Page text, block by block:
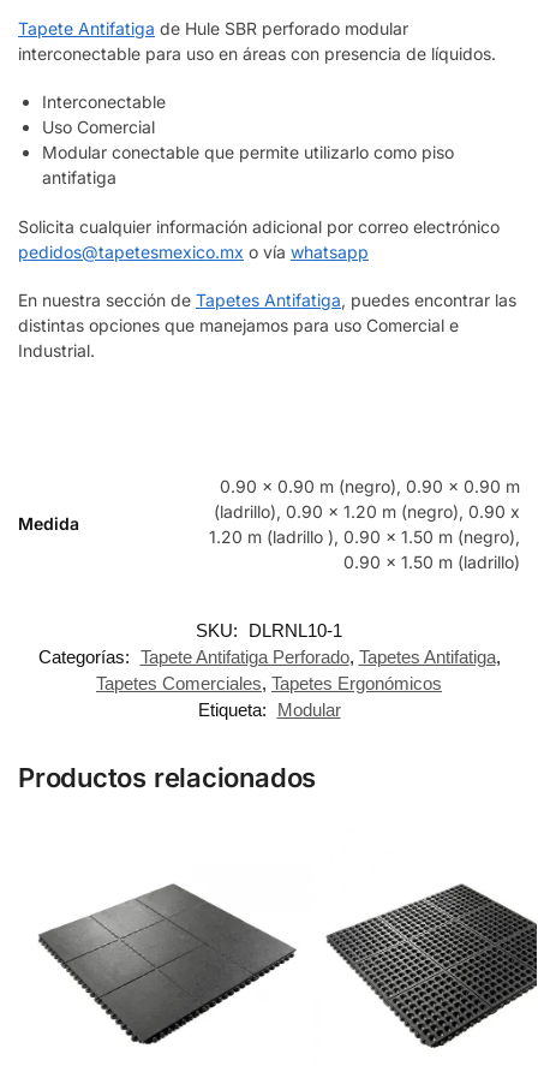
Tapete Antifatiga de Hule SBR perforado modular
interconectable para uso en áreas con presencia de líquidos.
Interconectable
Uso Comercial
Modular conectable que permite utilizarlo como piso
antifatiga
Solicita cualquier información adicional por correo electrónico
pedidos@tapetesmexico.mx o vía whatsapp
En nuestra sección de Tapetes Antifatiga, puedes encontrar las
distintas opciones que manejamos para uso Comercial e
Industrial.
Medida
0.90 x 0.90 m (negro), 0.90 x 0.90 m
(ladrillo), 0.90 x 1.20 m (negro), 0.90 x
1.20 m (ladrillo ), 0.90 x 1.50 m (negro),
0.90 x 1.50 m (ladrillo)
SKU:
DLRNL10-1
Categorías: Tapete Antifatiga Perforado, Tapetes Antifatiga,
Tapetes Comerciales, Tapetes Ergonómicos
Etiqueta:
Modular
Productos relacionados